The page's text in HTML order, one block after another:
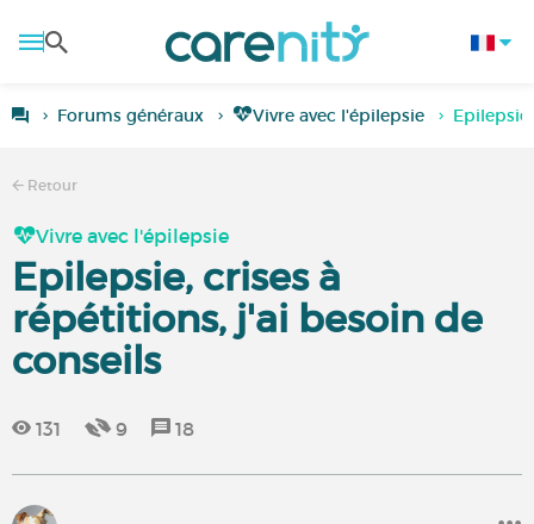
Forums généraux Vivre avec l'épilepsie
Retour
Vivre avec l'épilepsie
Epilepsie, crises à
répétitions, j'ai besoin de
conseils
131 9 18